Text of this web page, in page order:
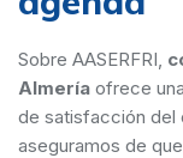
Sobre AASERFRI,
Almería ofrece
de satisfacción del
aseguramos de